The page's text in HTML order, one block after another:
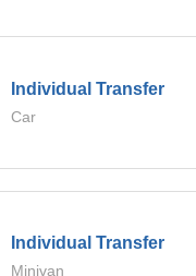
Individual Transfer
Car
Individual Transfer
Minivan